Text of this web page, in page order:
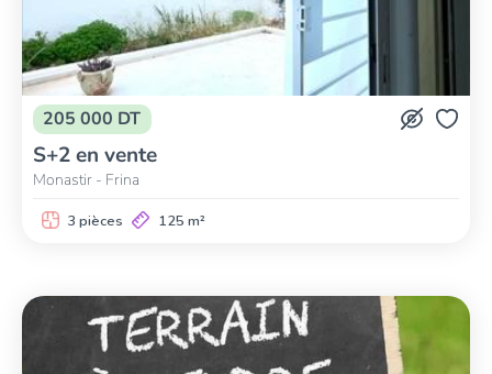
205 000 DT
S+2 en vente
Monastir - Frina
3 pièces 125 m²